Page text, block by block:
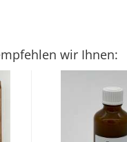
wir Ihnen: